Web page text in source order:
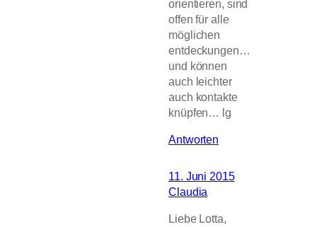
orientieren, sind
offen für alle
möglichen
entdeckungen…
und können
auch leichter
auch kontakte
knüpfen… lg
Antworten
11. Juni 2015
Claudia
Liebe Lotta,